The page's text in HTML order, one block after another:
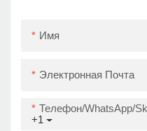
Имя
Электронная Почта
+1
Телефон/WhatsApp/